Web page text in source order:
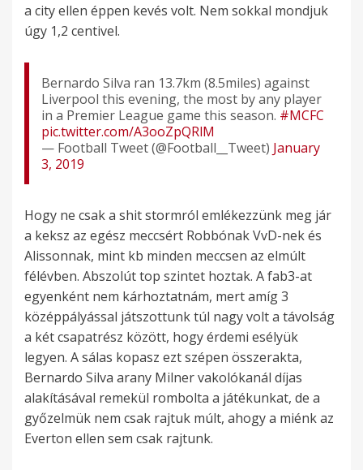
a city ellen éppen kevés volt. Nem sokkal mondjuk
úgy 1,2 centivel.
Bernardo Silva ran 13.7km (8.5miles) against
Liverpool this evening, the most by any player
in a Premier League game this season. #MCFC
pic.twitter.com/A3ooZpQRlM
— Football Tweet (@Football__Tweet) January
3, 2019
Hogy ne csak a shit stormról emlékezzünk meg jár
a keksz az egész meccsért Robbónak VvD-nek és
Alissonnak, mint kb minden meccsen az elmúlt
félévben. Abszolút top szintet hoztak. A fab3-at
egyenként nem kárhoztatnám, mert amíg 3
középpályással játszottunk túl nagy volt a távolság
a két csapatrész között, hogy érdemi esélyük
legyen. A sálas kopasz ezt szépen összerakta,
Bernardo Silva arany Milner vakolókanál díjas
alakításával remekül rombolta a játékunkat, de a
győzelmük nem csak rajtuk múlt, ahogy a miénk az
Everton ellen sem csak rajtunk.